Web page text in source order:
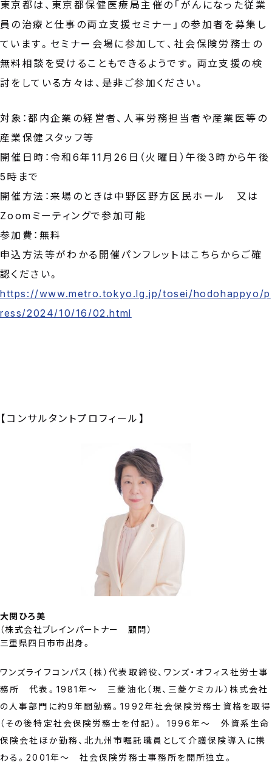
東京都は、東京都保健医療局主催の「がんになった従業
員の治療と仕事の両立支援セミナー」の参加者を募集し
ています。セミナー会場に参加して、社会保険労務士の
無料相談を受けることもできるようです。両立支援の検
討をしている方々は、是非ご参加ください。
対象：都内企業の経営者、人事労務担当者や産業医等の
産業保健スタッフ等
開催日時：令和6年11月26日（火曜日）午後3時から午後
5時まで
開催方法：来場のときは中野区野方区民ホール 又は
Zoomミーティングで参加可能
参加費：無料
申込方法等がわかる開催パンフレットはこちらからご確
認ください。
https://www.metro.tokyo.lg.jp/tosei/hodohappyo/p
ress/2024/10/16/02.html
【コンサルタントプロフィール】
大関ひろ美
（株式会社ブレインパートナー 顧問）
三重県四日市市出身。
ワンズライフコンパス（株）代表取締役、ワンズ・オフィス社労士事
務所 代表。1981年～ 三菱油化（現、三菱ケミカル）株式会社
の人事部門に約9年間勤務。1992年社会保険労務士資格を取得
（その後特定社会保険労務士を付記）。 1996年～ 外資系生命
保険会社ほか勤務、北九州市嘱託職員として介護保険導入に携
わる。2001年～ 社会保険労務士事務所を開所独立。